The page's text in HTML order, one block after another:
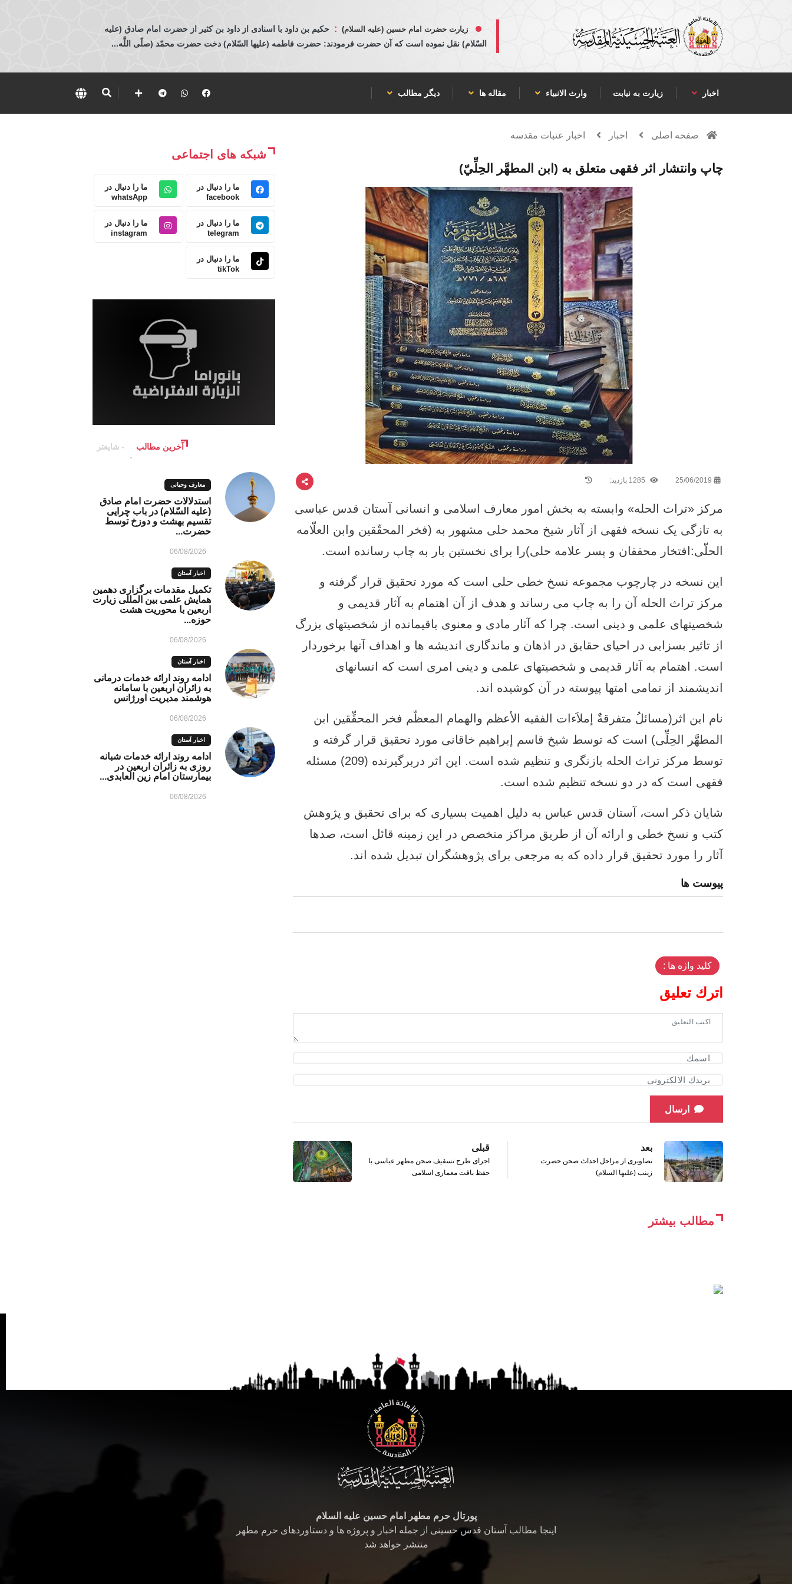
زیارت حضرت امام حسین (علیه السلام) : حكيم بن داود با اسنادی از داود بن كثير از حضرت امام صادق (عليه
السّلام) نقل نموده است كه آن حضرت فرمودند: حضرت فاطمه (عليها السّلام) دخت حضرت محمّد (صلّى اللَّه...
اخبار زیارت به نیابت وارث الانبياء مقاله ها دیگر مطالب
صفحه اصلی اخبار اخبار عتبات مقدسه
چاپ وانتشار اثر فقهی متعلق به (ابن المطهَّر الحِلِّيّ)
25/06/2019
مرکز «تراث الحله» وابسته به بخش امور معارف اسلامی و انسانی آستان قدس عباسی
به تازگی یک نسخه فقهی از آثار شیخ محمد حلی مشهور به (فخر المحقّقین وابن العلّامه
الحلّی:افتخار محققان و پسر علامه حلی)را برای نخستین بار به چاپ رسانده است.
این نسخه در چارچوب مجموعه نسخ خطی حلی است که مورد تحقیق قرار گرفته و
مرکز تراث الحله آن را به چاپ می رساند و هدف از آن اهتمام به آثار قدیمی و
شخصیتهای علمی و دینی است. چرا که آثار مادی و معنوی باقیمانده از شخصیتهای بزرگ
از تاثیر بسزایی در احیای حقایق در اذهان و ماندگاری اندیشه ها و اهداف آنها برخوردار
است. اهتمام به آثار قدیمی و شخصیتهای علمی و دینی امری است که انسانهای
اندیشمند از تمامی امتها پیوسته در آن کوشیده اند.
نام این اثر(مسائلُ متفرقةٌ إملاَءات الفقیه الأعظم والهمام المعظّم فخر المحقِّقین ابن
المطهَّر الحِلِّی) است که توسط شیخ قاسم إبراهیم خاقانی مورد تحقیق قرار گرفته و
توسط مرکز تراث الحله بازنگری و تنظیم شده است. این اثر دربرگیرنده (209) مسئله
فقهی است که در دو نسخه تنظیم شده است.
شایان ذکر است، آستان قدس عباس به دلیل اهمیت بسیاری که برای تحقیق و پژوهش
کتب و نسخ خطی و ارائه آن از طریق مراکز متخصص در این زمینه قائل است، صدها
آثار را مورد تحقیق قرار داده که به مرجعی برای پژوهشگران تبدیل شده اند.
پیوست ها
کلید واژه ها :
اترك تعليق
ارسال
قبلی
اجرای طرح تسقیف صحن مطهر عباسی با
حفظ بافت معماری اسلامی
بعد
تصاویری از مراحل احداث صحن حضرت
زینب (علیها السلام)
مطالب بیشتر
شبکه های اجتماعی
ما را دنبال در
facebook
ما را دنبال در
whatsApp
ما را دنبال در
telegram
ما را دنبال در
instagram
ما را دنبال در
tikTok
آخرین مطالب شایعتر
معارف وحیانی
استدلالات حضرت امام صادق
(علیه السّلام) در باب چرایی
تقسیم بهشت و دوزخ توسط
حضرت...
06/08/2026
اخبار آستان
تکمیل مقدمات برگزاری دهمین
همایش علمی بین المللی زیارت
اربعین با محوریت هشت
حوزه...
06/08/2026
اخبار آستان
ادامه روند ارائه خدمات درمانی
به زائران اربعین با سامانه
هوشمند مدیریت اورژانس
06/08/2026
اخبار آستان
ادامه روند ارائه خدمات شبانه
روزی به زائران اربعین در
بیمارستان امام زین العابدی...
06/08/2026
پورتال حرم مطهر امام حسین علیه السلام
اینجا مطالب آستان قدس حسینی از جمله اخبار و پروژه ها و دستاوردهای حرم مطهر
منتشر خواهد شد